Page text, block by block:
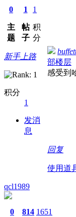
0
主
题
1
帖
子
1
积
分
新手上路
积分
1
发消
息
部楼层
感受到
回复
使用道
qcl1989
0 814 1651